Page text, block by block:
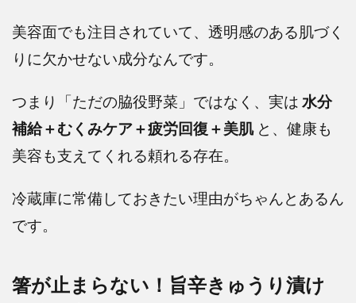
美容面でも注目されていて、透明感のある肌づく
りに欠かせない成分なんです。
つまり「ただの脇役野菜」ではなく、実は 水分
補給＋むくみケア＋疲労回復＋美肌と、健康も
美容も支えてくれる頼れる存在。
冷蔵庫に常備しておきたい理由がちゃんとあるん
です。
箸が止まらない！旨辛きゅうり漬け